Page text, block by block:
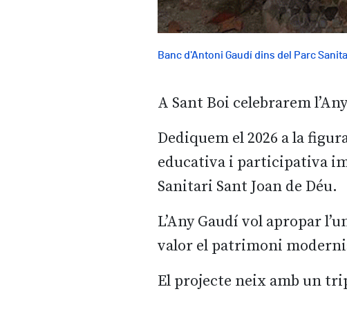
Banc d'Antoni Gaudí dins del Parc
A Sant Boi celebrarem
Dediquem el 2026 a la
educativa i participativa
Sanitari Sant Joan de Déu.
L’Any Gaudí vol apropar
valor el patrimoni
El projecte neix amb un